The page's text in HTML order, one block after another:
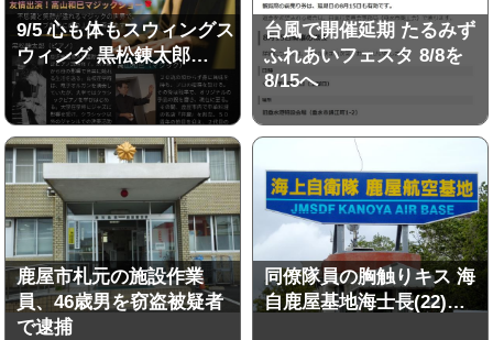
9/5 心も体もスウィングス
ウィング 黒松錬太郎…
台風で開催延期 たるみず
ふれあいフェスタ 8/8を
8/15へ
鹿屋市札元の施設作業
員、46歳男を窃盗被疑者
で逮捕
同僚隊員の胸触りキス 海
自鹿屋基地海士長(22)…